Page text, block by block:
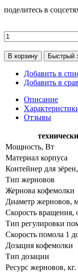
поделитесь в
В корзину Быстрый
Добавить в
Добавить в
Описание
Отзывы
Мощность, Вт
Материал корпуса
Контейнер для
Тип жерновов
Жернова кофемолки
Диаметр жерновов,
Скорость вращения,
Тип регулировки
Скорость помола 1
Дозация кофемолки
Тип дозации
Ресурс жерновов, кг.